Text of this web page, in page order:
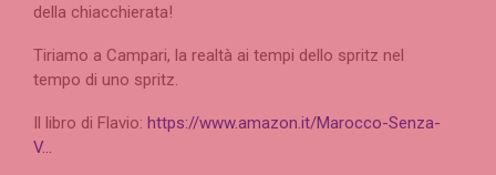
della chiacchierata!
Tiriamo a Campari, la realtà ai tempi dello spritz nel
tempo di uno spritz.
Il libro di Flavio: https://www.amazon.it/Marocco-Senza-
V…